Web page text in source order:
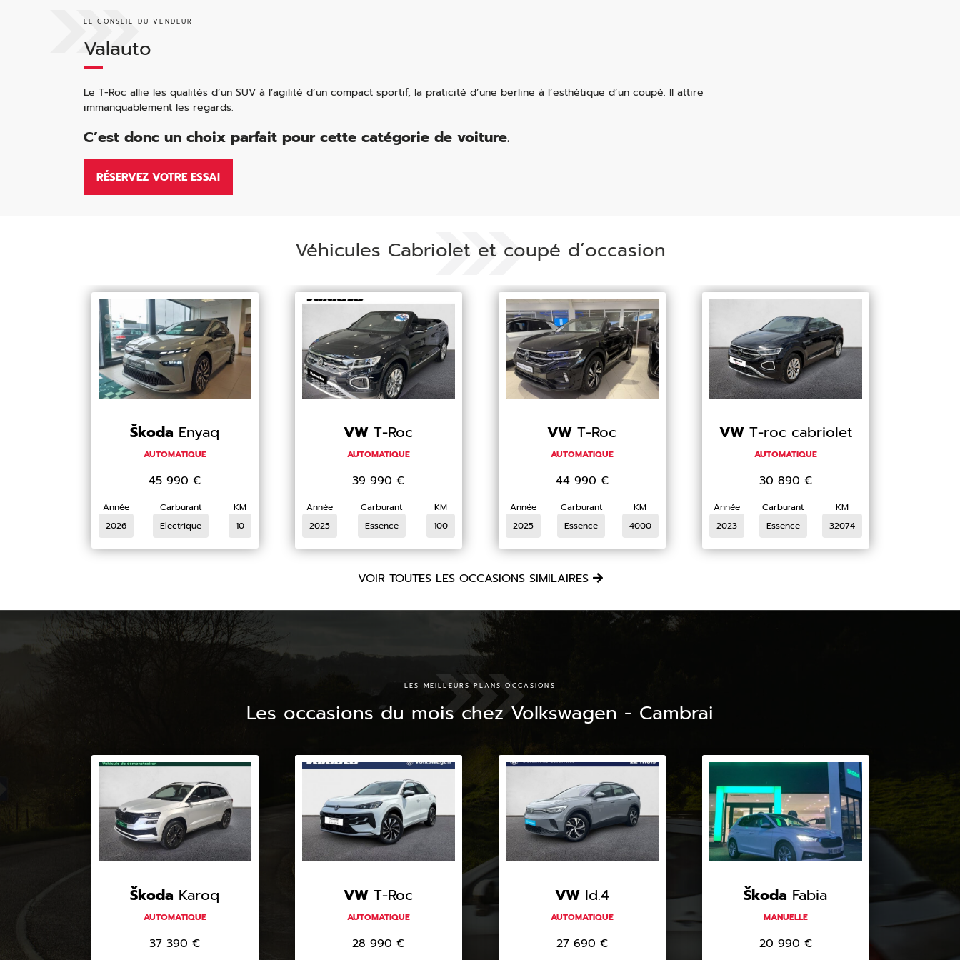
LE CONSEIL DU VENDEUR
Valauto
Le T-Roc allie les qualités d’un SUV à l’agilité d’un compact sportif, la praticité d’une berline à l’esthétique d’un coupé. Il attire
immanquablement les regards.
C’est donc un choix parfait pour cette catégorie de voiture.
RÉSERVEZ VOTRE ESSAI
Véhicules Cabriolet et coupé d’occasion
Škoda Enyaq
AUTOMATIQUE
45 990 €
Année
2026
Carburant
Electrique
KM
10
VW T-Roc
AUTOMATIQUE
39 990 €
Année
2025
Carburant
Essence
KM
100
VW T-Roc
AUTOMATIQUE
44 990 €
Année
2025
Carburant
Essence
KM
4000
VW T-roc cabriolet
AUTOMATIQUE
30 890 €
Année
2023
Carburant
Essence
KM
32074
VOIR TOUTES LES OCCASIONS SIMILAIRES
LES MEILLEURS PLANS OCCASIONS
Les occasions du mois chez Volkswagen - Cambrai
Škoda Karoq
AUTOMATIQUE
37 390 €
VW T-Roc
AUTOMATIQUE
28 990 €
VW Id.4
AUTOMATIQUE
27 690 €
Škoda Fabia
MANUELLE
20 990 €